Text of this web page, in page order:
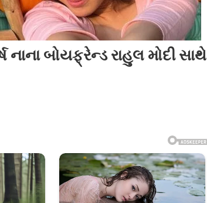
નાના બોયફ્રેન્ડ રાહુલ મોદી સાથે